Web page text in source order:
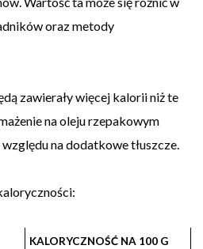
oraz metody
zawierały więcej kalorii niż te
na oleju rzepakowym
na dodatkowe tłuszcze.
KALORYCZNOŚĆ NA 100 G